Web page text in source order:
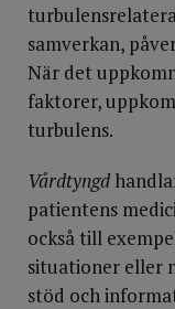
samverkan,
När det
faktorer,
turbulens.
Vårdtyngd
patientens
också till
situationer eller
stöd och